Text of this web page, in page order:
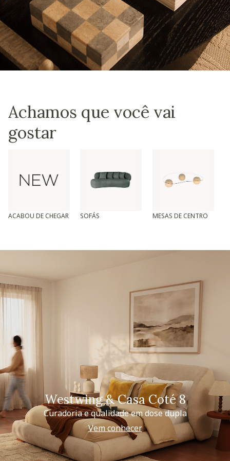
Achamos que você vai
gostar
ACABOU DE CHEGAR SOFÁS MESAS DE CENTRO
Westwing & Casa Coté 8
Curadoria e qualidade em dose dupla
Vem conhecer